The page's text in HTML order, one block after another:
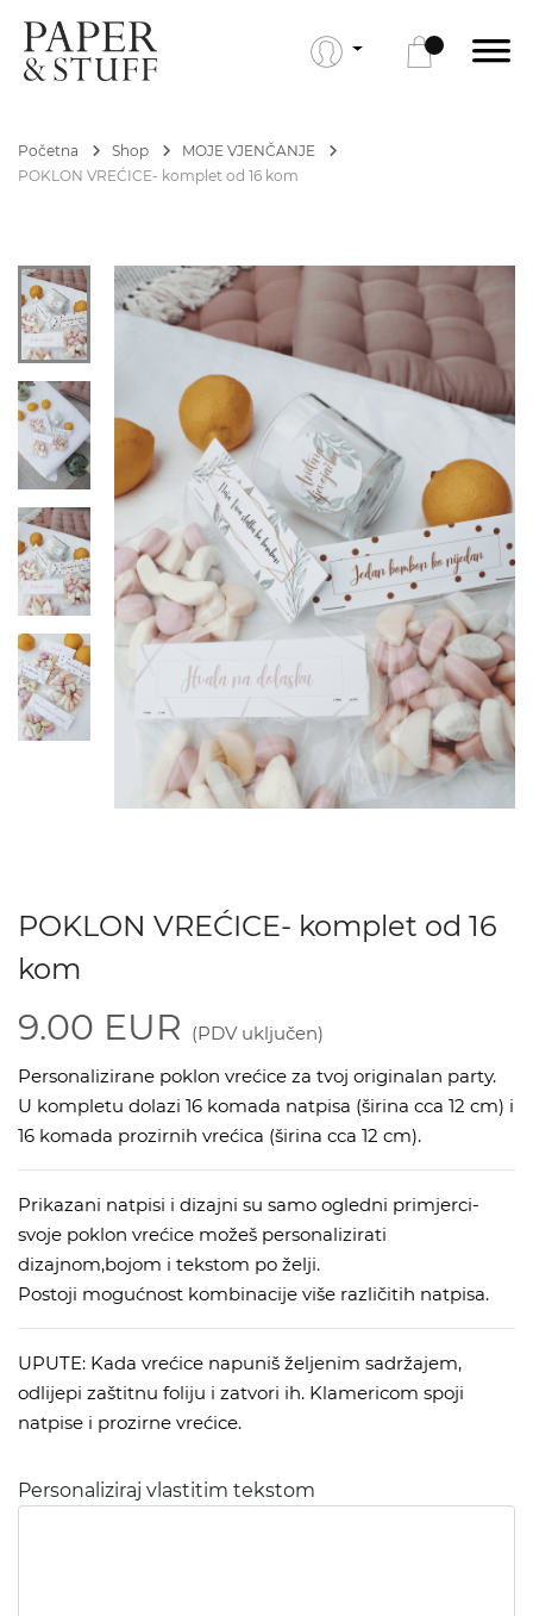
Početna Shop
MOJE VJENČANJE
POKLON VREĆICE- komplet od 16 kom
POKLON VREĆICE- komplet od 16
kom
9.00 EUR (PDV uključen)
Personalizirane poklon vrećice za tvoj originalan party.
U kompletu dolazi 16 komada natpisa (širina cca 12 cm) i
16 komada prozirnih vrećica (širina cca 12 cm).
Prikazani natpisi i dizajni su samo ogledni primjerci-
svoje poklon vrećice možeš personalizirati
dizajnom,bojom i tekstom po želji.
Postoji mogućnost kombinacije više različitih natpisa.
UPUTE: Kada vrećice napuniš željenim sadržajem,
odlijepi zaštitnu foliju i zatvori ih. Klamericom spoji
natpise i prozirne vrećice.
Personaliziraj vlastitim tekstom